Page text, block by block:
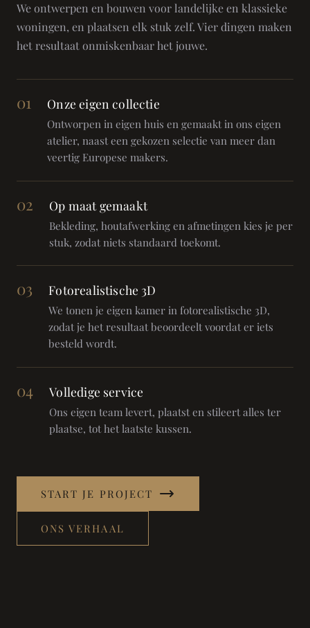
We ontwerpen en bouwen voor landelijke en klassieke
woningen, en plaatsen elk stuk zelf. Vier dingen maken
het resultaat onmiskenbaar het jouwe.
01 Onze eigen collectie
Ontworpen in eigen huis en gemaakt in ons eigen
atelier, naast een gekozen selectie van meer dan
veertig Europese makers.
02 Op maat gemaakt
Bekleding, houtafwerking en afmetingen kies je per
stuk, zodat niets standaard toekomt.
03 Fotorealistische 3D
We tonen je eigen kamer in fotorealistische 3D,
zodat je het resultaat beoordeelt voordat er iets
besteld wordt.
04 Volledige service
Ons eigen team levert, plaatst en stileert alles ter
plaatse, tot het laatste kussen.
START JE PROJECT
ONS VERHAAL